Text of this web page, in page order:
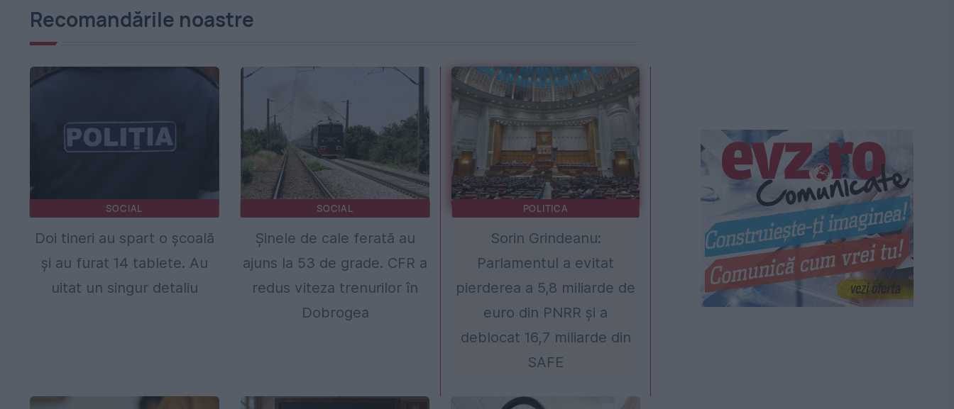
Recomandările noastre
SOCIAL
Doi tineri au spart o școală
și au furat 14 tablete. Au
uitat un singur detaliu
SOCIAL
Șinele de cale ferată au
ajuns la 53 de grade. CFR a
redus viteza trenurilor în
Dobrogea
POLITICA
Sorin Grindeanu:
Parlamentul a evitat
pierderea a 5,8 miliarde de
euro din PNRR și a
deblocat 16,7 miliarde din
SAFE